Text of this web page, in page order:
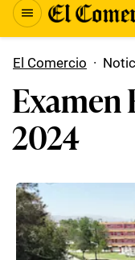
El Comercio ·
2024